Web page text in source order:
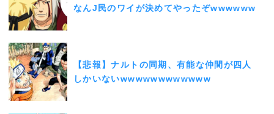
なんJ民のワイが決めてやったぞwwwwww
【悲報】ナルトの同期、有能な仲間が四人
しかいないwwwwwwwwwwww